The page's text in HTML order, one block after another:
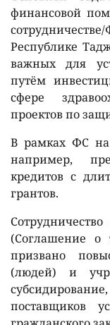
финансовой
Республике
важных для
путём
сфере
проектов по
В рамках ФС на
например,
кредитов с
грантов.
(Соглашение о
призвано
(людей) и
поставщиков